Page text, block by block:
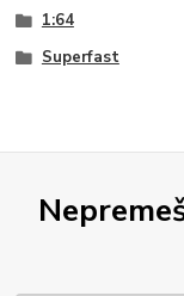
1:64
Superfast